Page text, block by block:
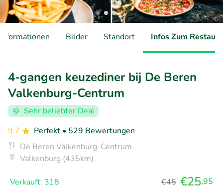
Informationen Bilder Standort Infos Zum
4-gangen keuzediner bij De Beren
Valkenburg-Centrum
Sehr beliebter Deal
9.7
Perfekt • 529 Bewertungen
De Beren Valkenburg-Centrum
Valkenburg (435km)
Verkauft: 318 €45 €25,95